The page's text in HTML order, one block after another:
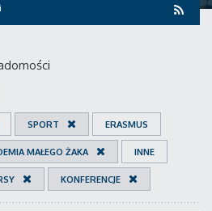
SPORT ERASMUS
MAŁEGO ŻAKA INNE
KONFERENCJE